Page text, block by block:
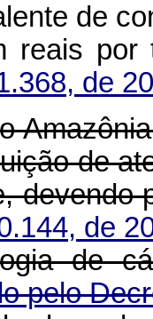
de
reais
de
de
devendo
de
de
pelo